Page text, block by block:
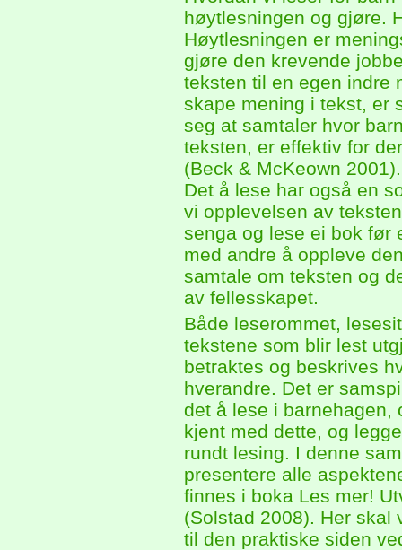
høytlesningen og gjøre.
Høytlesningen er
gjøre den krevende
teksten til en egen indre
skape mening i tekst, er
seg at samtaler hvor
teksten, er effektiv for
(Beck & McKeown 2001).
Det å lese har også en
vi opplevelsen av
senga og lese ei bok før
med andre å oppleve
samtale om teksten og
av fellesskapet.
Både leserommet,
tekstene som blir lest
betraktes og beskrives
hverandre. Det er
det å lese i
kjent med dette, og
rundt lesing. I denne
presentere alle
finnes i boka Les mer!
(Solstad 2008). Her skal
til den praktiske siden